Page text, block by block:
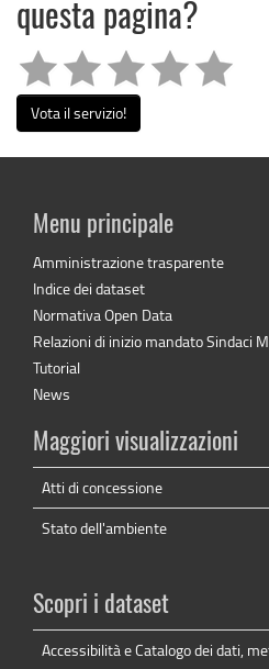
questa pagina?
Vota il servizio!
Menu principale
Amministrazione trasparente
Indice dei dataset
Normativa Open Data
Relazioni di inizio mandato Sindaci
Tutorial
News
Maggiori visualizzazioni
Atti di concessione
Stato dell'ambiente
Scopri i dataset
Accessibilità e Catalogo dei dati,